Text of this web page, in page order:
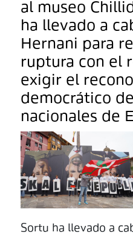
al museo
ha llevado a
Hernani para
ruptura con el
exigir el
democrático
nacionales de
Sortu ha llevado a